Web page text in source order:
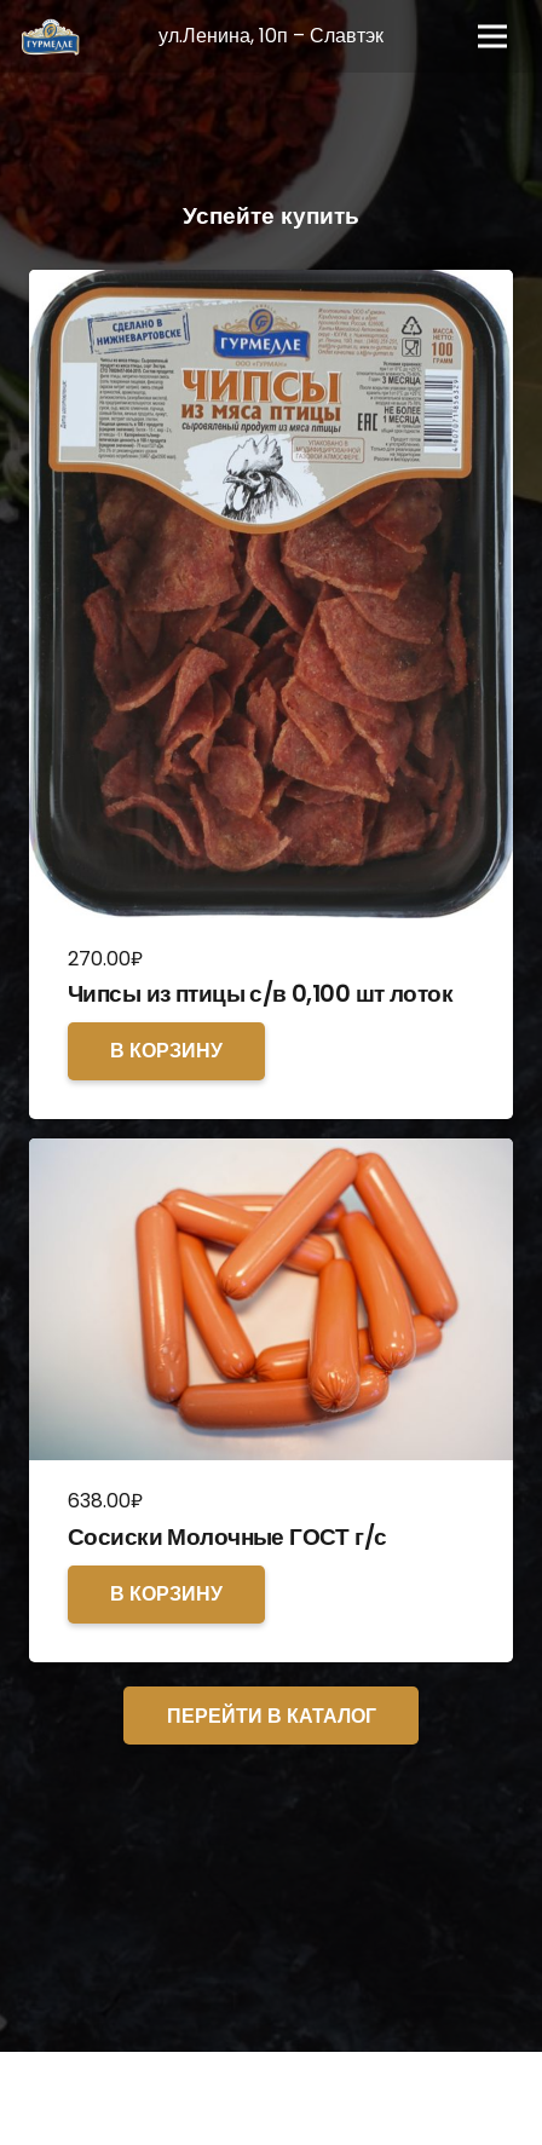
ул.Ленина, 10п – Славтэк
Успейте купить
270.00₽
Чипсы из птицы с/в 0,100 шт лоток
В КОРЗИНУ
638.00₽
Сосиски Молочные ГОСТ г/с
В КОРЗИНУ
ПЕРЕЙТИ В КАТАЛОГ